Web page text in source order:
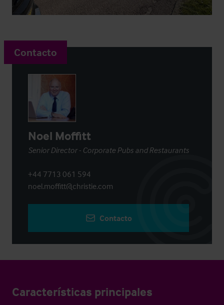
Contacto
Noel Moffitt
Senior Director - Corporate Pubs and Restaurants
+44 7713 061 594
noel.moffitt@christie.com
Contacto
Características principales